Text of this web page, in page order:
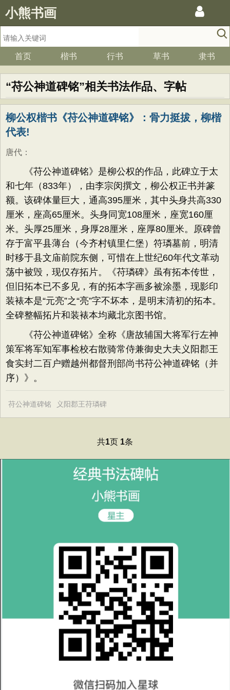
小熊书画
首页 楷书 行书 草书 隶书
“苻公神道碑铭”相关书法作品、字帖
柳公权楷书《苻公神道碑铭》：骨力挺拔，柳楷
代表!
唐代 ：
《苻公神道碑铭》是柳公权的作品， 此碑立于太
和七年（833年），由李宗闵撰文，柳公权正书并篆
额。该碑体量巨大，通高395厘米，其中头身共高330
厘米，座高65厘米。头身同宽108厘米，座宽160厘
米。头厚25厘米，身厚28厘米，座厚80厘米。原碑曾
存于富平县薄台（今齐村镇里仁堡）符璘墓前，明清
时移于县文庙前院东侧，可惜在上世纪60年代文革动
荡中被毁，现仅存拓片。《苻璘碑》虽有拓本传世，
但旧拓本已不多见，有的拓本字画多被涂墨，现影印
装裱本是“元亮”之“亮”字不坏本，是明末清初的拓本。
全碑整幅拓片和装裱本均藏北京图书馆。
《苻公神道碑铭》 全称《唐故辅国大将军行左神
策军将军知军事检校右散骑常侍兼御史大夫义阳郡王
食实封二百户赠越州都督刑部尚书苻公神道碑铭（并
序）》。
苻公神道碑铭 义阳郡王苻璘碑
共1页 1条